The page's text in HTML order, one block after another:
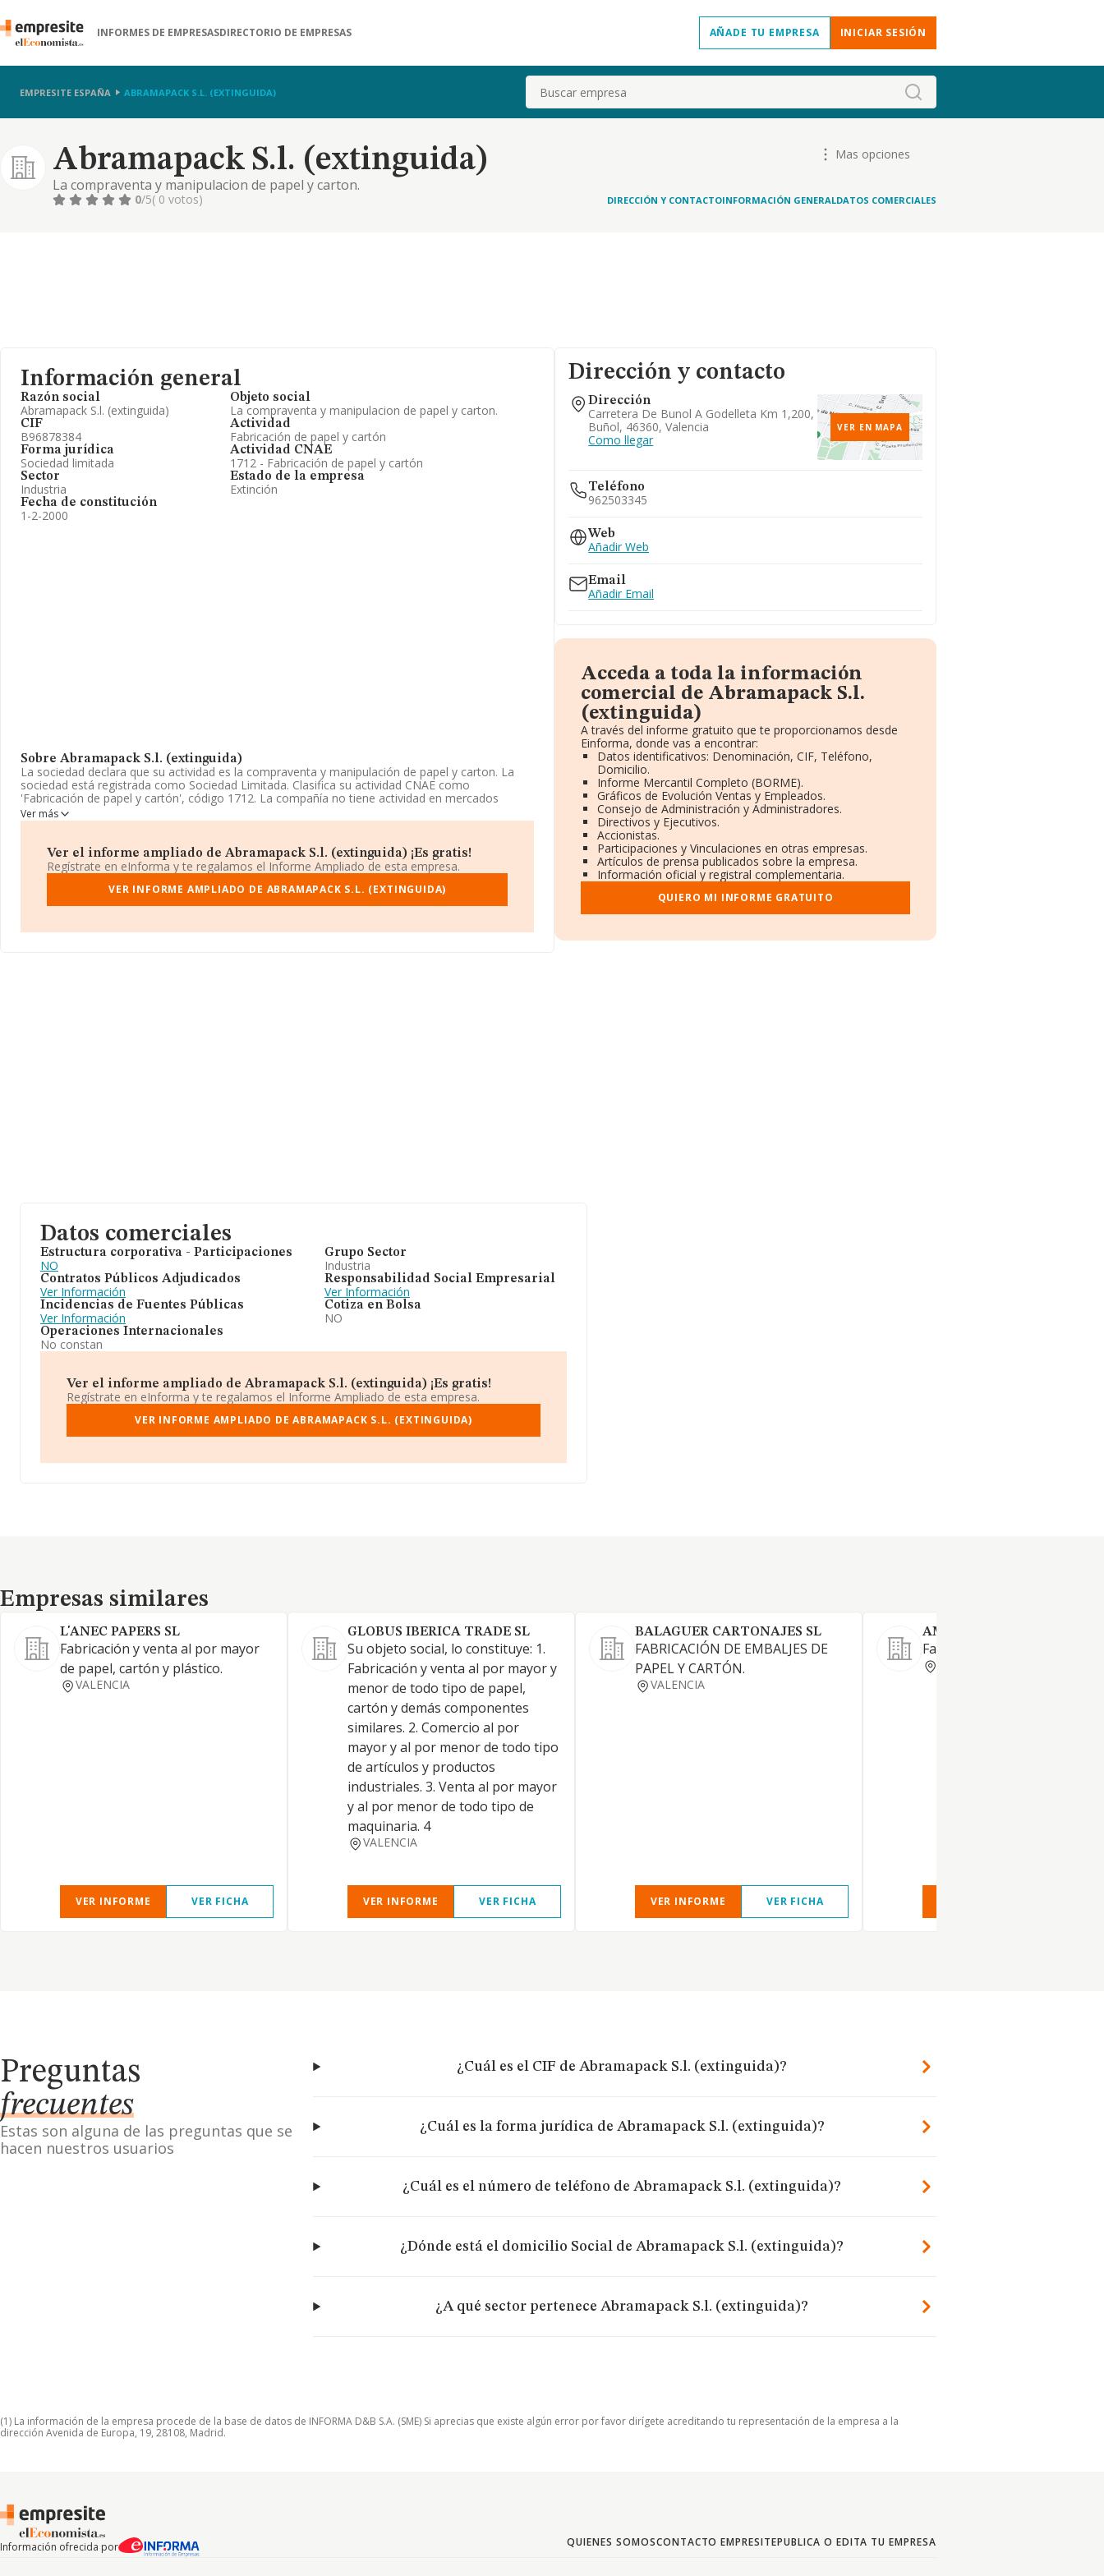
INFORMES DE EMPRESASDIRECTORIO DE EMPRESAS AÑADE TU EMPRESA INICIAR SESIÓN
EMPRESITE ESPAÑA ABRAMAPACK S.L. (EXTINGUIDA) Buscar
Abramapack S.l. (extinguida)
La compraventa y manipulacion de papel y carton.
Mas opciones
0/5( 0 votos) DIRECCIÓN Y CONTACTOINFORMACIÓN GENERALDATOS COMERCIALES
Información general
Razón social
Abramapack S.l. (extinguida)
CIF
B96878384
Forma jurídica
Sociedad limitada
Sector
Industria
Fecha de constitución
1-2-2000
Objeto social
La compraventa y manipulacion de papel y carton.
Actividad
Fabricación de papel y cartón
Actividad CNAE
1712 - Fabricación de papel y cartón
Estado de la empresa
Extinción
Sobre Abramapack S.l. (extinguida)
La sociedad declara que su actividad es la compraventa y manipulación de papel y carton. La
sociedad está registrada como Sociedad Limitada. Clasifica su actividad CNAE como
'Fabricación de papel y cartón', código 1712. La compañía no tiene actividad en mercados
exteriores.
La sociedad españolaAbramapack S.L. (extinguida) , B96878384, tiene su domicilio social
establecido en Carretera De Bunol A Godelleta Km 1,200, (46360), en el municipio de Buñol,
provincia de Valencia, Comunidad Valenciana.
facturación asciende a 5.963 millones de euros y se calcula un promedio de facturación de 8
Ver más
Ver el informe ampliado de Abramapack S.l. (extinguida) ¡Es gratis!
Regístrate en eInforma y te regalamos el Informe Ampliado de esta empresa.
VER INFORME AMPLIADO DE ABRAMAPACK S.L. (EXTINGUIDA)
Dirección y contacto
Dirección
Carretera De Bunol A Godelleta Km 1,200,
Buñol, 46360, Valencia
Como llegar
VER EN MAPA
Teléfono
962503345
Web
Añadir Web
Email
Añadir Email
Acceda a toda la información
comercial de Abramapack S.l.
(extinguida)
A través del informe gratuito que te proporcionamos desde
Einforma, donde vas a encontrar:
Datos identificativos: Denominación, CIF, Teléfono,
Domicilio.
Informe Mercantil Completo (BORME).
Gráficos de Evolución Ventas y Empleados.
Consejo de Administración y Administradores.
Directivos y Ejecutivos.
Accionistas.
Participaciones y Vinculaciones en otras empresas.
Artículos de prensa publicados sobre la empresa.
Información oficial y registral complementaria.
QUIERO MI INFORME GRATUITO
Datos comerciales
Estructura corporativa - Participaciones
NO
Contratos Públicos Adjudicados
Ver Información
Incidencias de Fuentes Públicas
Ver Información
Operaciones Internacionales
No constan
Grupo Sector
Industria
Responsabilidad Social Empresarial
Ver Información
Cotiza en Bolsa
NO
Ver el informe ampliado de Abramapack S.l. (extinguida) ¡Es gratis!
Regístrate en eInforma y te regalamos el Informe Ampliado de esta empresa.
VER INFORME AMPLIADO DE ABRAMAPACK S.L. (EXTINGUIDA)
Empresas similares
Empresas similares
L'ANEC PAPERS SL
Fabricación y venta al por mayor
de papel, cartón y plástico.
VALENCIA
VER INFORME VER FICHA
GLOBUS IBERICA TRADE SL
Su objeto social, lo constituye: 1.
Fabricación y venta al por mayor y
menor de todo tipo de papel,
cartón y demás componentes
similares. 2. Comercio al por
mayor y al por menor de todo tipo
de artículos y productos
industriales. 3. Venta al por mayor
y al por menor de todo tipo de
maquinaria. 4
VALENCIA
VER INFORME VER FICHA
BALAGUER CARTONAJES SL
FABRICACIÓN DE EMBALJES DE
PAPEL Y CARTÓN.
VALENCIA
VER INFORME VER FICHA
AMCOR FLEXIBLES
Fabricación de embalajes
Preguntas
frecuentes
Estas son alguna de las preguntas que se
hacen nuestros usuarios
¿Cuál es el CIF de Abramapack S.l. (extinguida)?
¿Cuál es la forma jurídica de Abramapack S.l. (extinguida)?
¿Cuál es el número de teléfono de Abramapack S.l. (extinguida)?
¿Dónde está el domicilio Social de Abramapack S.l. (extinguida)?
¿A qué sector pertenece Abramapack S.l. (extinguida)?
(1) La información de la empresa procede de la base de datos de INFORMA D&B S.A. (SME) Si aprecias que existe algún error por favor dirígete acreditando tu representación de la empresa a la
dirección Avenida de Europa, 19, 28108, Madrid.
Información ofrecida por QUIENES SOMOSCONTACTO EMPRESITEPUBLICA O EDITA TU EMPRESA